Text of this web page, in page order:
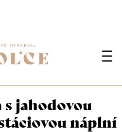
s jahodovou
náplní